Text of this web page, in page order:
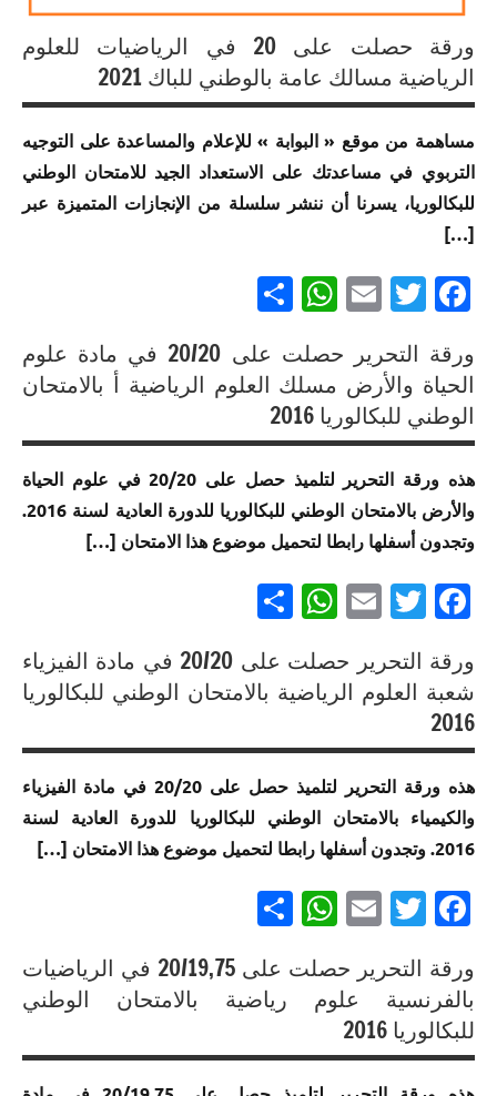
لغة
فرنسية
إنجازات
متميزة
في
الموحد
الوطني
للبكالوريا
العلوم
ب
إنجازات
متميزة
في
الموحد
الوطني
للبكالوريا
العلوم
ب خيار
لغة
فرنسية
إنجازات
الامتحان
الموحد
للبكالوريا
العلوم
الزراعية
إنجازات
متميزة
العلوم
الرياضية
أ
متميزة
في
الامتحان
الموحد
للبكالوريا
مسلك
الرياضية
أ خيار
لغة
فرنسية
إنجازات
متميزة
الموحد
الوطني
مسلك
العلوم
الرياضية
ب
إنجازات
متميزة
في
الموحد
الوطني
مسلك
العلوم
الرياضية
ب خيار
لجميع
المسالك
إنجازات
متميزة
في
الموحد
الوطني
للبكالوريا
العلوم
ورقة حصلت على 20 في الرياضيات للعلوم
الرياضية مسالك عامة بالوطني للباك 2021
مساهمة من موقع « البوابة » للإعلام والمساعدة على التوجيه
التربوي في مساعدتك على الاستعداد الجيد للامتحان الوطني
للبكالوريا، يسرنا أن ننشر سلسلة من الإنجازات المتميزة عبر
[…]
Facebook
Twitter
Email
WhatsApp
إنجازات
متميزة
في
الموحد
الوطني
للبكالوريا
المسالك
متميزة
الامتحان
للبكالوريا
مسلك
العلوم
أ
متميزة
في
الامتحان
الموحد
ورقة التحرير حصلت على 20/20 في مادة علوم
الحياة والأرض مسلك العلوم الرياضية أ بالامتحان
الوطني للبكالوريا 2016
هذه ورقة التحرير لتلميذ حصل على 20/20 في علوم الحياة
والأرض بالامتحان الوطني للبكالوريا للدورة العادية لسنة 2016.
وتجدون أسفلها رابطا لتحميل موضوع هذا الامتحان […]
Facebook
Twitter
Email
WhatsApp
إنجازات
متميزة
في
الموحد
الوطني
للبكالوريا
المسالك
متميزة
في
الامتحان
الموحد
ورقة التحرير حصلت على 20/20 في مادة الفيزياء
شعبة العلوم الرياضية بالامتحان الوطني للبكالوريا
2016
هذه ورقة التحرير لتلميذ حصل على 20/20 في مادة الفيزياء
والكيمياء بالامتحان الوطني للبكالوريا للدورة العادية لسنة
2016. وتجدون أسفلها رابطا لتحميل موضوع هذا الامتحان […]
Facebook
Twitter
Email
WhatsApp
إنجازات
متميزة
في
ورقة التحرير حصلت على 20/19,75 في الرياضيات
بالفرنسية علوم رياضية بالامتحان الوطني
للبكالوريا 2016